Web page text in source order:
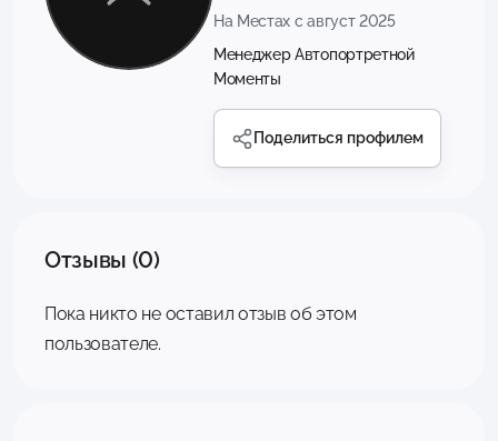
На Местах с август 2025
Менеджер Автопортретной
Моменты
Поделиться профилем
Отзывы (0)
Пока никто не оставил отзыв об этом
пользователе.